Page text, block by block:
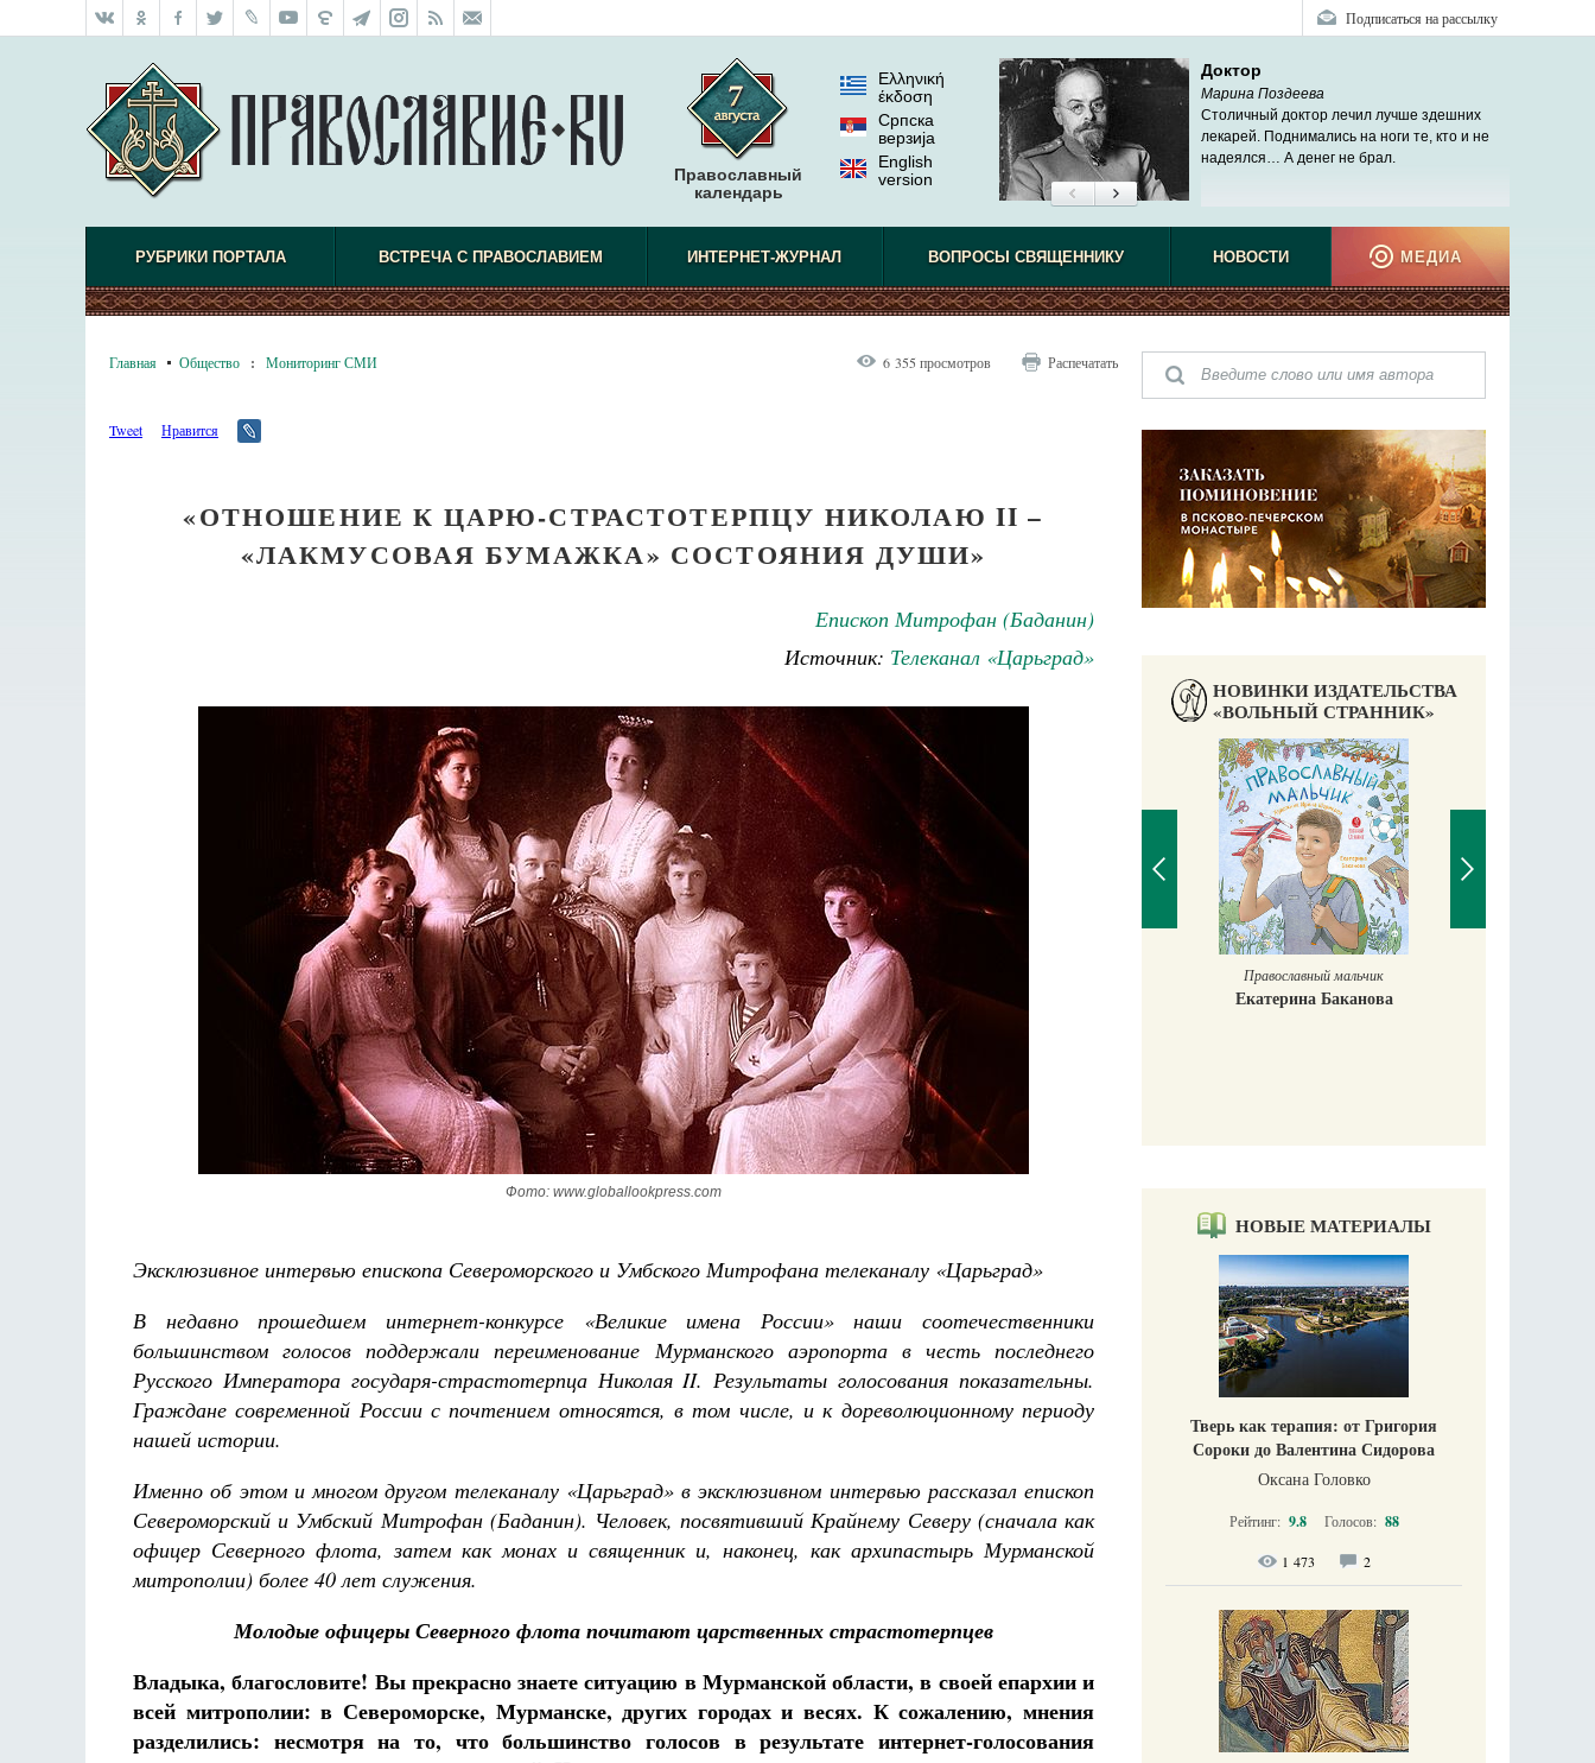
Подписаться на рассылку
Православный
календарь
Ελληνική
έκδοση
Српска
верзиjа
English
version
Доктор
Марина Поздеева
Столичный доктор лечил лучше здешних
лекарей. Поднимались на ноги те, кто и не
надеялся… А денег не брал.
РУБРИКИ ПОРТАЛА ВСТРЕЧА С ПРАВОСЛАВИЕМ ИНТЕРНЕТ-ЖУРНАЛ ВОПРОСЫ СВЯЩЕННИКУ НОВОСТИ МЕДИА
Главная Общество : Мониторинг СМИ 6 355 просмотров Распечатать
Tweet Нравится
«ОТНОШЕНИЕ К ЦАРЮ-СТРАСТОТЕРПЦУ НИКОЛАЮ II –
«ЛАКМУСОВАЯ БУМАЖКА» СОСТОЯНИЯ ДУШИ»
Епископ Митрофан (Баданин)
Источник: Телеканал «Царьград»
Фото: www.globallookpress.com
Эксклюзивное интервью епископа Североморского и Умбского Митрофана телеканалу «Царьград»
В недавно прошедшем интернет-конкурсе «Великие имена России» наши соотечественники
большинством голосов поддержали переименование Мурманского аэропорта в честь последнего
Русского Императора государя-страстотерпца Николая II. Результаты голосования показательны.
Граждане современной России с почтением относятся, в том числе, и к дореволюционному периоду
нашей истории.
Именно об этом и многом другом телеканалу «Царьград» в эксклюзивном интервью рассказал епископ
Североморский и Умбский Митрофан (Баданин). Человек, посвятивший Крайнему Северу (сначала как
офицер Северного флота, затем как монах и священник и, наконец, как архипастырь Мурманской
митрополии) более 40 лет служения.
Молодые офицеры Северного флота почитают царственных страстотерпцев
Владыка, благословите! Вы прекрасно знаете ситуацию в Мурманской области, в своей епархии и
всей митрополии: в Североморске, Мурманске, других городах и весях. К сожалению, мнения
разделились: несмотря на то, что большинство голосов в результате интернет-голосования
НОВИНКИ ИЗДАТЕЛЬСТВА
«ВОЛЬНЫЙ СТРАННИК»
Как найти своё место в жизни
Кирилл Мурышев
Великомученик Георгий Победоносец. Научись у
святого
Роман Котов
Чего ждет от нас Бог. 10 заповедей Божиих
Святитель Николай Сербский
Православный мальчик
Екатерина Баканова
НОВЫЕ МАТЕРИАЛЫ
Тверь как терапия: от Григория
Сороки до Валентина Сидорова
Оксана Головко
Рейтинг: 9.8 Голосов: 88
1 473 2